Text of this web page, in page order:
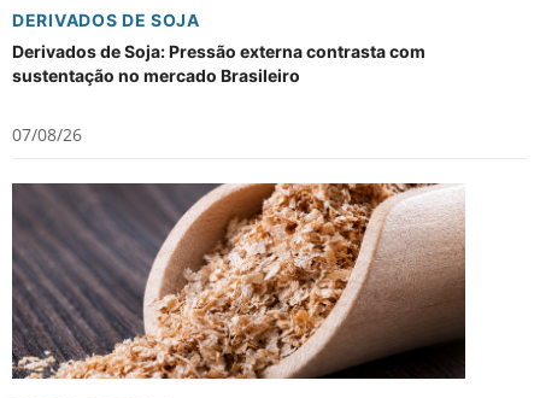
DERIVADOS DE SOJA
Derivados de Soja: Pressão externa contrasta com
sustentação no mercado Brasileiro
07/08/26